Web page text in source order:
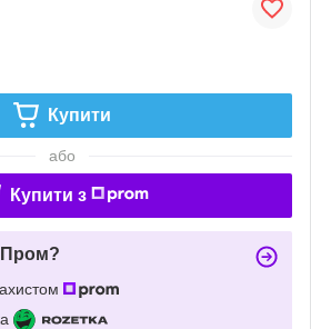
Купити
або
Купити з
Пром?